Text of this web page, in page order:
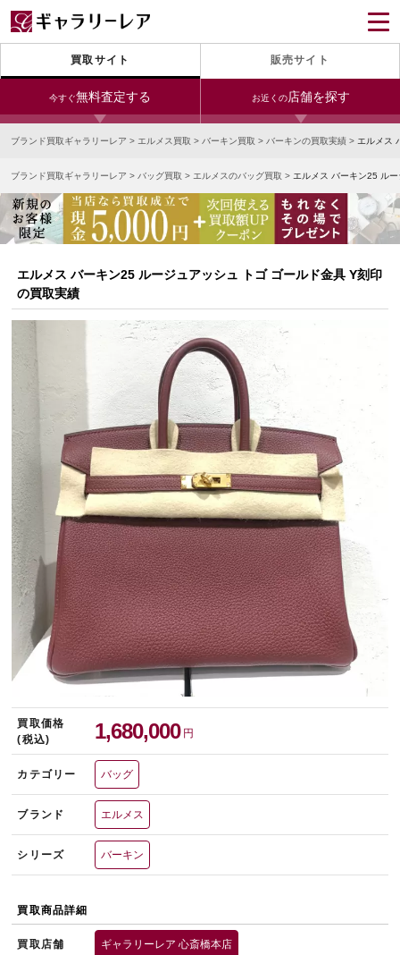
買取サイト 販売サイト
今すぐ無料査定する お近くの店舗を探す
24時間受付（対応時間10:00～19:00）
宅配買取を申し込む
無料の宅配キットをお届けします
今すぐ電話査定
受付時間 10:00～19:00
銀座本店 青山表参道店 新宿東口店
小田急新宿店 LAB東京 名古屋大須店
なんば店
宅配買取を申し込む
無料の宅配キットをお届けします
ブランド買取ギャラリーレア > エルメス買取 > バーキン買取 > バーキンの買取実績 > エルメス
ブランド買取ギャラリーレア > バッグ買取 > エルメスのバッグ買取 > エルメス バーキン25 ル
エルメス バーキン25 ルージュアッシュ トゴ ゴールド金具 Y刻印
の買取実績
買取価格
(税込)
1,680,000 円
カテゴリー バッグ
ブランド エルメス
シリーズ バーキン
買取商品詳細
買取店舗 ギャラリーレア 心斎橋本店